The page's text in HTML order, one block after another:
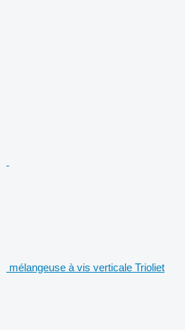
mélangeuse à vis verticale Trioliet